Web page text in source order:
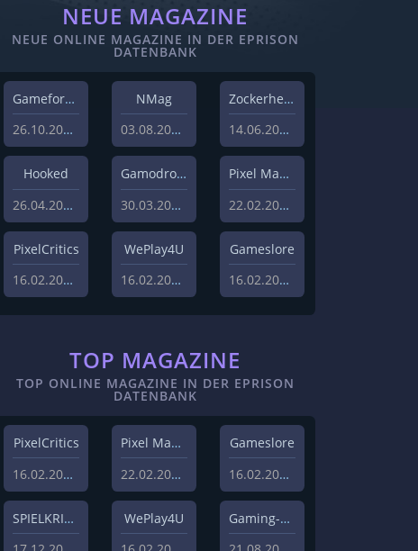
NEUE MAGAZINE
NEUE ONLINE MAGAZINE IN DER EPRISON
DATENBANK
Gameforest
26.10.2023
NMag
03.08.2022
Zockerheim
14.06.2022
Hooked
26.04.2022
Gamodrome
30.03.2022
Pixel Magazin
22.02.2021
PixelCritics
16.02.2021
WePlay4U
16.02.2021
Gameslore
16.02.2021
TOP MAGAZINE
TOP ONLINE MAGAZINE IN DER EPRISON
DATENBANK
PixelCritics
16.02.2021
Pixel Magazin
22.02.2021
Gameslore
16.02.2021
SPIELKRITIK
WePlay4U
Gaming-Grounds